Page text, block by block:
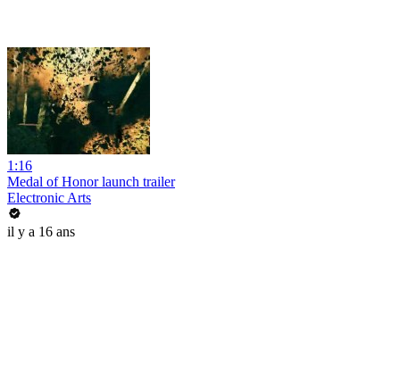
1:16
Medal of Honor launch trailer
Electronic Arts
il y a 16 ans